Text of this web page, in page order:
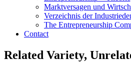
Marktversagen und
Verzeichnis der
The Entrepreneurship
Contact
Related Variety,